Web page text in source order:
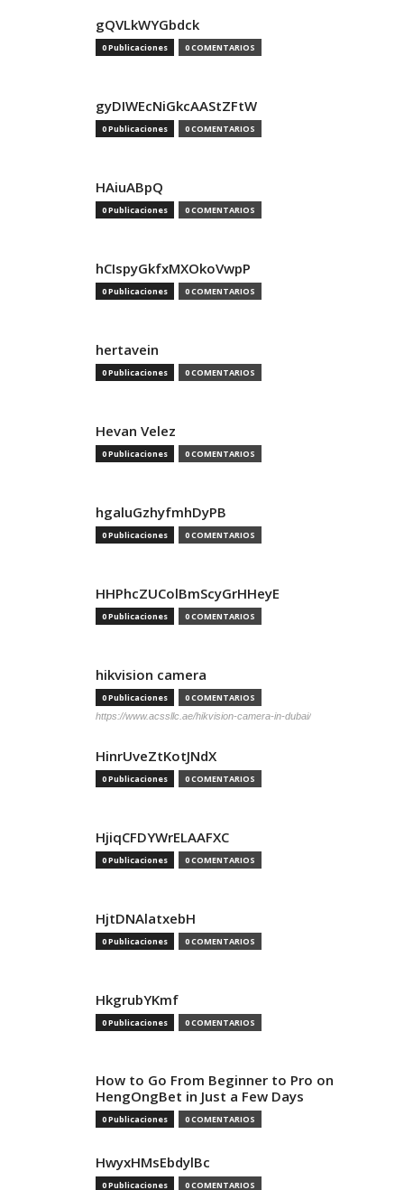
gQVLkWYGbdck
0 Publicaciones 0 COMENTARIOS
gyDIWEcNiGkcAAStZFtW
0 Publicaciones 0 COMENTARIOS
HAiuABpQ
0 Publicaciones 0 COMENTARIOS
hCIspyGkfxMXOkoVwpP
0 Publicaciones 0 COMENTARIOS
hertavein
0 Publicaciones 0 COMENTARIOS
Hevan Velez
0 Publicaciones 0 COMENTARIOS
hgaluGzhyfmhDyPB
0 Publicaciones 0 COMENTARIOS
HHPhcZUColBmScyGrHHeyE
0 Publicaciones 0 COMENTARIOS
hikvision camera
0 Publicaciones 0 COMENTARIOS
https://www.acssllc.ae/hikvision-camera-in-dubai/
HinrUveZtKotJNdX
0 Publicaciones 0 COMENTARIOS
HjiqCFDYWrELAAFXC
0 Publicaciones 0 COMENTARIOS
HjtDNAlatxebH
0 Publicaciones 0 COMENTARIOS
HkgrubYKmf
0 Publicaciones 0 COMENTARIOS
How to Go From Beginner to Pro on
HengOngBet in Just a Few Days
0 Publicaciones 0 COMENTARIOS
HwyxHMsEbdylBc
0 Publicaciones 0 COMENTARIOS